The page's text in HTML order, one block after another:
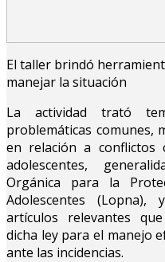
El taller brindó
manejar la situación
La actividad trató
problemáticas comunes,
en relación a conflictos
adolescentes,
Orgánica para la
Adolescentes
artículos relevantes
dicha ley para el manejo
ante las incidencias.